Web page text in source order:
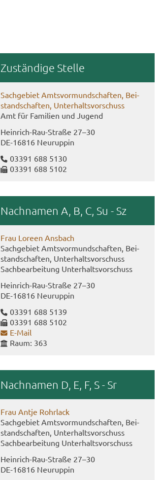
Zu­stän­di­ge Stel­le
Sach­ge­biet Amts­vor­mund­schaf­ten, Bei­
stand­schaf­ten, Un­ter­halts­vor­schuss
Amt für Fa­mi­li­en und Ju­gend
Heinrich-​Rau-Straße 27–30
DE-​16816 Neu­rup­pin
03391 688 5130
03391 688 5102
Nach­na­men A, B, C, Su - Sz
Frau Lo­reen Ans­bach
Sach­ge­biet Amts­vor­mund­schaf­ten, Bei­
stand­schaf­ten, Un­ter­halts­vor­schuss
Sach­be­ar­bei­tung Un­ter­halts­vor­schuss
Heinrich-​Rau-Straße 27–30
DE-​16816 Neu­rup­pin
03391 688 5139
03391 688 5102
E-​Mail
Raum: 363
Nach­na­men D, E, F, S - Sr
Frau Antje Rohr­lack
Sach­ge­biet Amts­vor­mund­schaf­ten, Bei­
stand­schaf­ten, Un­ter­halts­vor­schuss
Sach­be­ar­bei­tung Un­ter­halts­vor­schuss
Heinrich-​Rau-Straße 27–30
DE-​16816 Neu­rup­pin